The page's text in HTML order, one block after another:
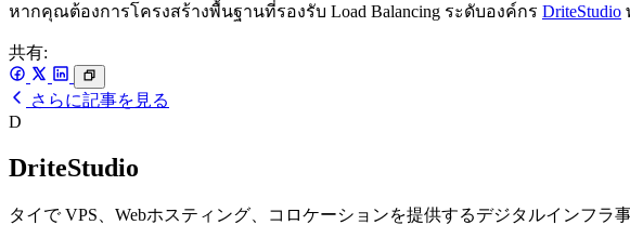
หากคุณต้องการโครงสร้างพื้นฐานที่รองรับ Load Balancing ระดับองค์กร DriteStudio
共有:
さらに記事を見る
D
DriteStudio
タイで VPS、Webホスティング、コロケーションを提供するデジタルインフラ